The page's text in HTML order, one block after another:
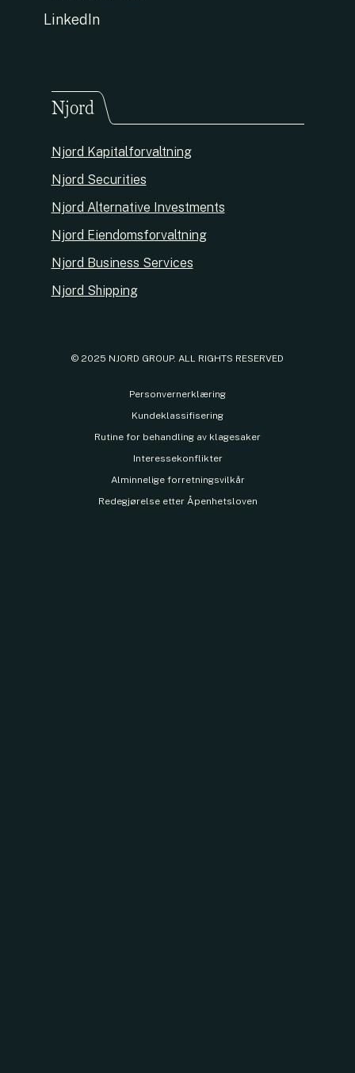
LinkedIn
Njord
Njord Kapitalforvaltning
Njord Securities
Njord Alternative Investments
Njord Eiendomsforvaltning
Njord Business Services
Njord Shipping
© 2025 NJORD GROUP. ALL RIGHTS RESERVED
Personvernerklæring
Kundeklassifisering
Rutine for behandling av klagesaker
Interessekonflikter
Alminnelige forretningsvilkår
Redegjørelse etter Åpenhetsloven